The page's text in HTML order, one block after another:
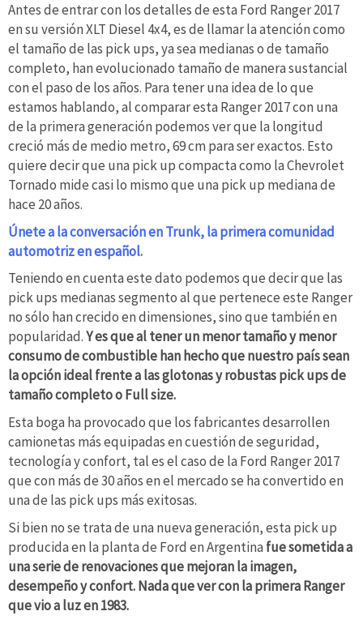
Antes de entrar con los detalles de esta Ford Ranger 2017
en su versión XLT Diesel 4x4, es de llamar la atención como
el tamaño de las pick ups, ya sea medianas o de tamaño
completo, han evolucionado tamaño de manera sustancial
con el paso de los años. Para tener una idea de lo que
estamos hablando, al comparar esta Ranger 2017 con una
de la primera generación podemos ver que la longitud
creció más de medio metro, 69 cm para ser exactos. Esto
quiere decir que una pick up compacta como la Chevrolet
Tornado mide casi lo mismo que una pick up mediana de
hace 20 años.
Únete a la conversación en Trunk, la primera comunidad
automotriz en español.
Teniendo en cuenta este dato podemos que decir que las
pick ups medianas segmento al que pertenece este Ranger
no sólo han crecido en dimensiones, sino que también en
popularidad.Y es que al tener un menor tamaño y menor
consumo de combustible han hecho que nuestro país sean
la opción ideal frente a las glotonas y robustas pick ups de
tamaño completo o Full size.
Esta boga ha provocado que los fabricantes desarrollen
camionetas más equipadas en cuestión de seguridad,
tecnología y confort, tal es el caso de la Ford Ranger 2017
que con más de 30 años en el mercado se ha convertido en
una de las pick ups más exitosas.
Si bien no se trata de una nueva generación, esta pick up
producida en la planta de Ford en Argentina fue sometida a
una serie de renovaciones que mejoran la imagen,
desempeño y confort. Nada que ver con la primera Ranger
que vio a luz en 1983.